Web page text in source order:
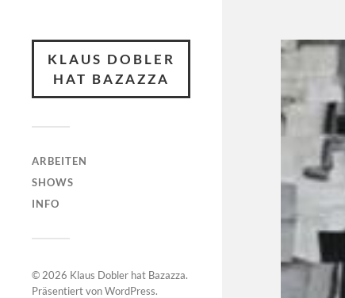
KLAUS DOBLER
HAT BAZAZZA
ARBEITEN
SHOWS
INFO
© 2026 Klaus Dobler hat Bazazza.
Präsentiert vonWordPress.